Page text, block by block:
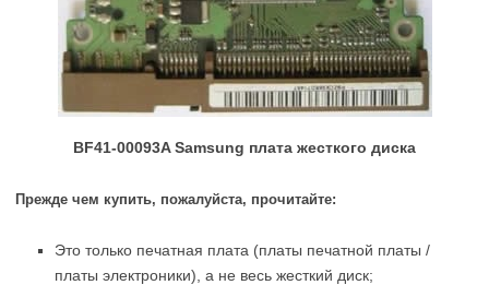
BF41-00093A Samsung плата жесткого диска
Прежде чем купить, пожалуйста, прочитайте:
Это только печатная плата (платы печатной платы /
платы электроники), а не весь жесткий диск;